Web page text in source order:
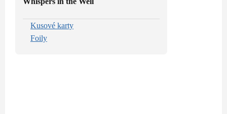
Kusové karty
Foily